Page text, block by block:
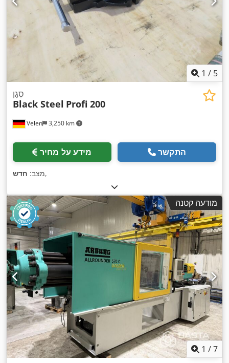
1 / 5
Velen 3,250 km
סְגָן
Black Steel Profi 200
מידע על מחיר התקשר
מצב: חדש ,
מודעה קטנה
1 /7